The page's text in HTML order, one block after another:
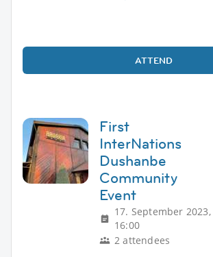
ATTEND
First
InterNations
Dushanbe
Community
Event
17. September 2023,
16:00
2 attendees